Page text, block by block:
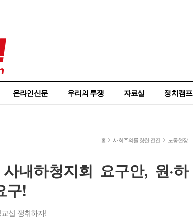
온라인신문 우리의 투쟁 자료실 정치캠프
홈 사회주의를 향한 전진 노동현장
내하청지회 요구안, 원·하
구!
섭 쟁취하자!